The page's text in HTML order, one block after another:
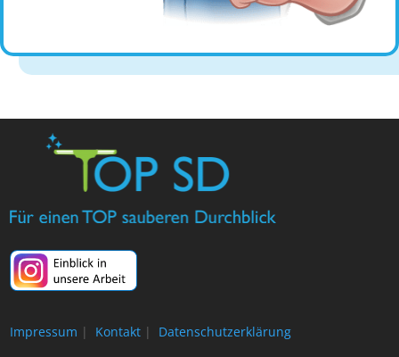
Impressum | Kontakt |
Datenschutzerklärung